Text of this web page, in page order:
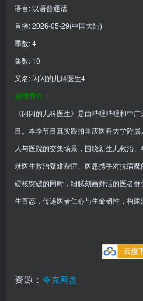
语言: 汉语普通话
首播: 2026-05-29(中国大陆)
季数: 4
集数: 10
又名: 闪闪的儿科医生4
剧情简介：
《闪闪的儿科医生》是由哔哩哔哩和中
目。本季节目真实跟拍重庆医科大学附
人与医院的交集场景，围绕新生儿救治
录医生救治疑难杂症、医患携手对抗病
硬核突破的同时，细腻刻画鲜活的医者
生百态，传递医者仁心与生命韧性，构建
资源： 夸克网盘